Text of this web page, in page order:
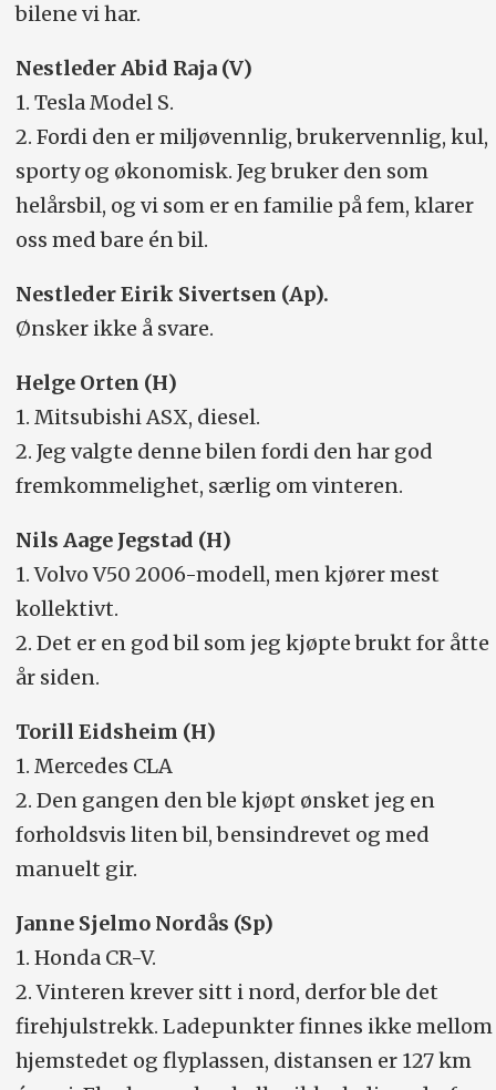
bilene vi har.
Nestleder Abid Raja (V)
1. Tesla Model S.
2. Fordi den er miljøvennlig, brukervennlig, kul,
sporty og økonomisk. Jeg bruker den som
helårsbil, og vi som er en familie på fem, klarer
oss med bare én bil.
Nestleder Eirik Sivertsen (Ap).
Ønsker ikke å svare.
Helge Orten (H)
1. Mitsubishi ASX, diesel.
2. Jeg valgte denne bilen fordi den har god
fremkommelighet, særlig om vinteren.
Nils Aage Jegstad (H)
1. Volvo V50 2006-modell, men kjører mest
kollektivt.
2. Det er en god bil som jeg kjøpte brukt for åtte
år siden.
Torill Eidsheim (H)
1. Mercedes CLA
2. Den gangen den ble kjøpt ønsket jeg en
forholdsvis liten bil, bensindrevet og med
manuelt gir.
Janne Sjelmo Nordås (Sp)
1. Honda CR-V.
2. Vinteren krever sitt i nord, derfor ble det
firehjulstrekk. Ladepunkter finnes ikke mellom
hjemstedet og flyplassen, distansen er 127 km